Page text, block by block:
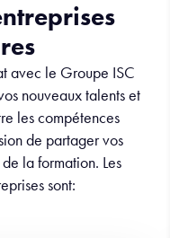
avec le Groupe ISC
nouveaux talents et
les compétences
de partager vos
la formation. Les
sont: